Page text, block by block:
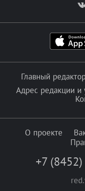
Главный
Адрес редакции и
О проекте
+7